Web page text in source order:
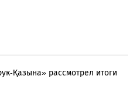
Қазына» рассмотрел итоги